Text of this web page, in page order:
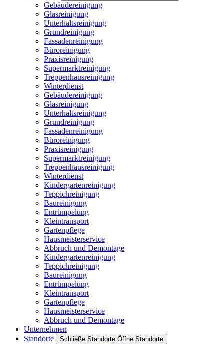
Gebäudereinigung
Glasreinigung
Unterhaltsreinigung
Grundreinigung
Fassadenreinigung
Büroreinigung
Praxisreinigung
Supermarktreinigung
Treppenhausreinigung
Winterdienst
Gebäudereinigung
Glasreinigung
Unterhaltsreinigung
Grundreinigung
Fassadenreinigung
Büroreinigung
Praxisreinigung
Supermarktreinigung
Treppenhausreinigung
Winterdienst
Kindergartenreinigung
Teppichreinigung
Baureinigung
Entrümpelung
Kleintransport
Gartenpflege
Hausmeisterservice
Abbruch und Demontage
Kindergartenreinigung
Teppichreinigung
Baureinigung
Entrümpelung
Kleintransport
Gartenpflege
Hausmeisterservice
Abbruch und Demontage
Unternehmen
Standorte
Schließe Standorte Öffne Standorte